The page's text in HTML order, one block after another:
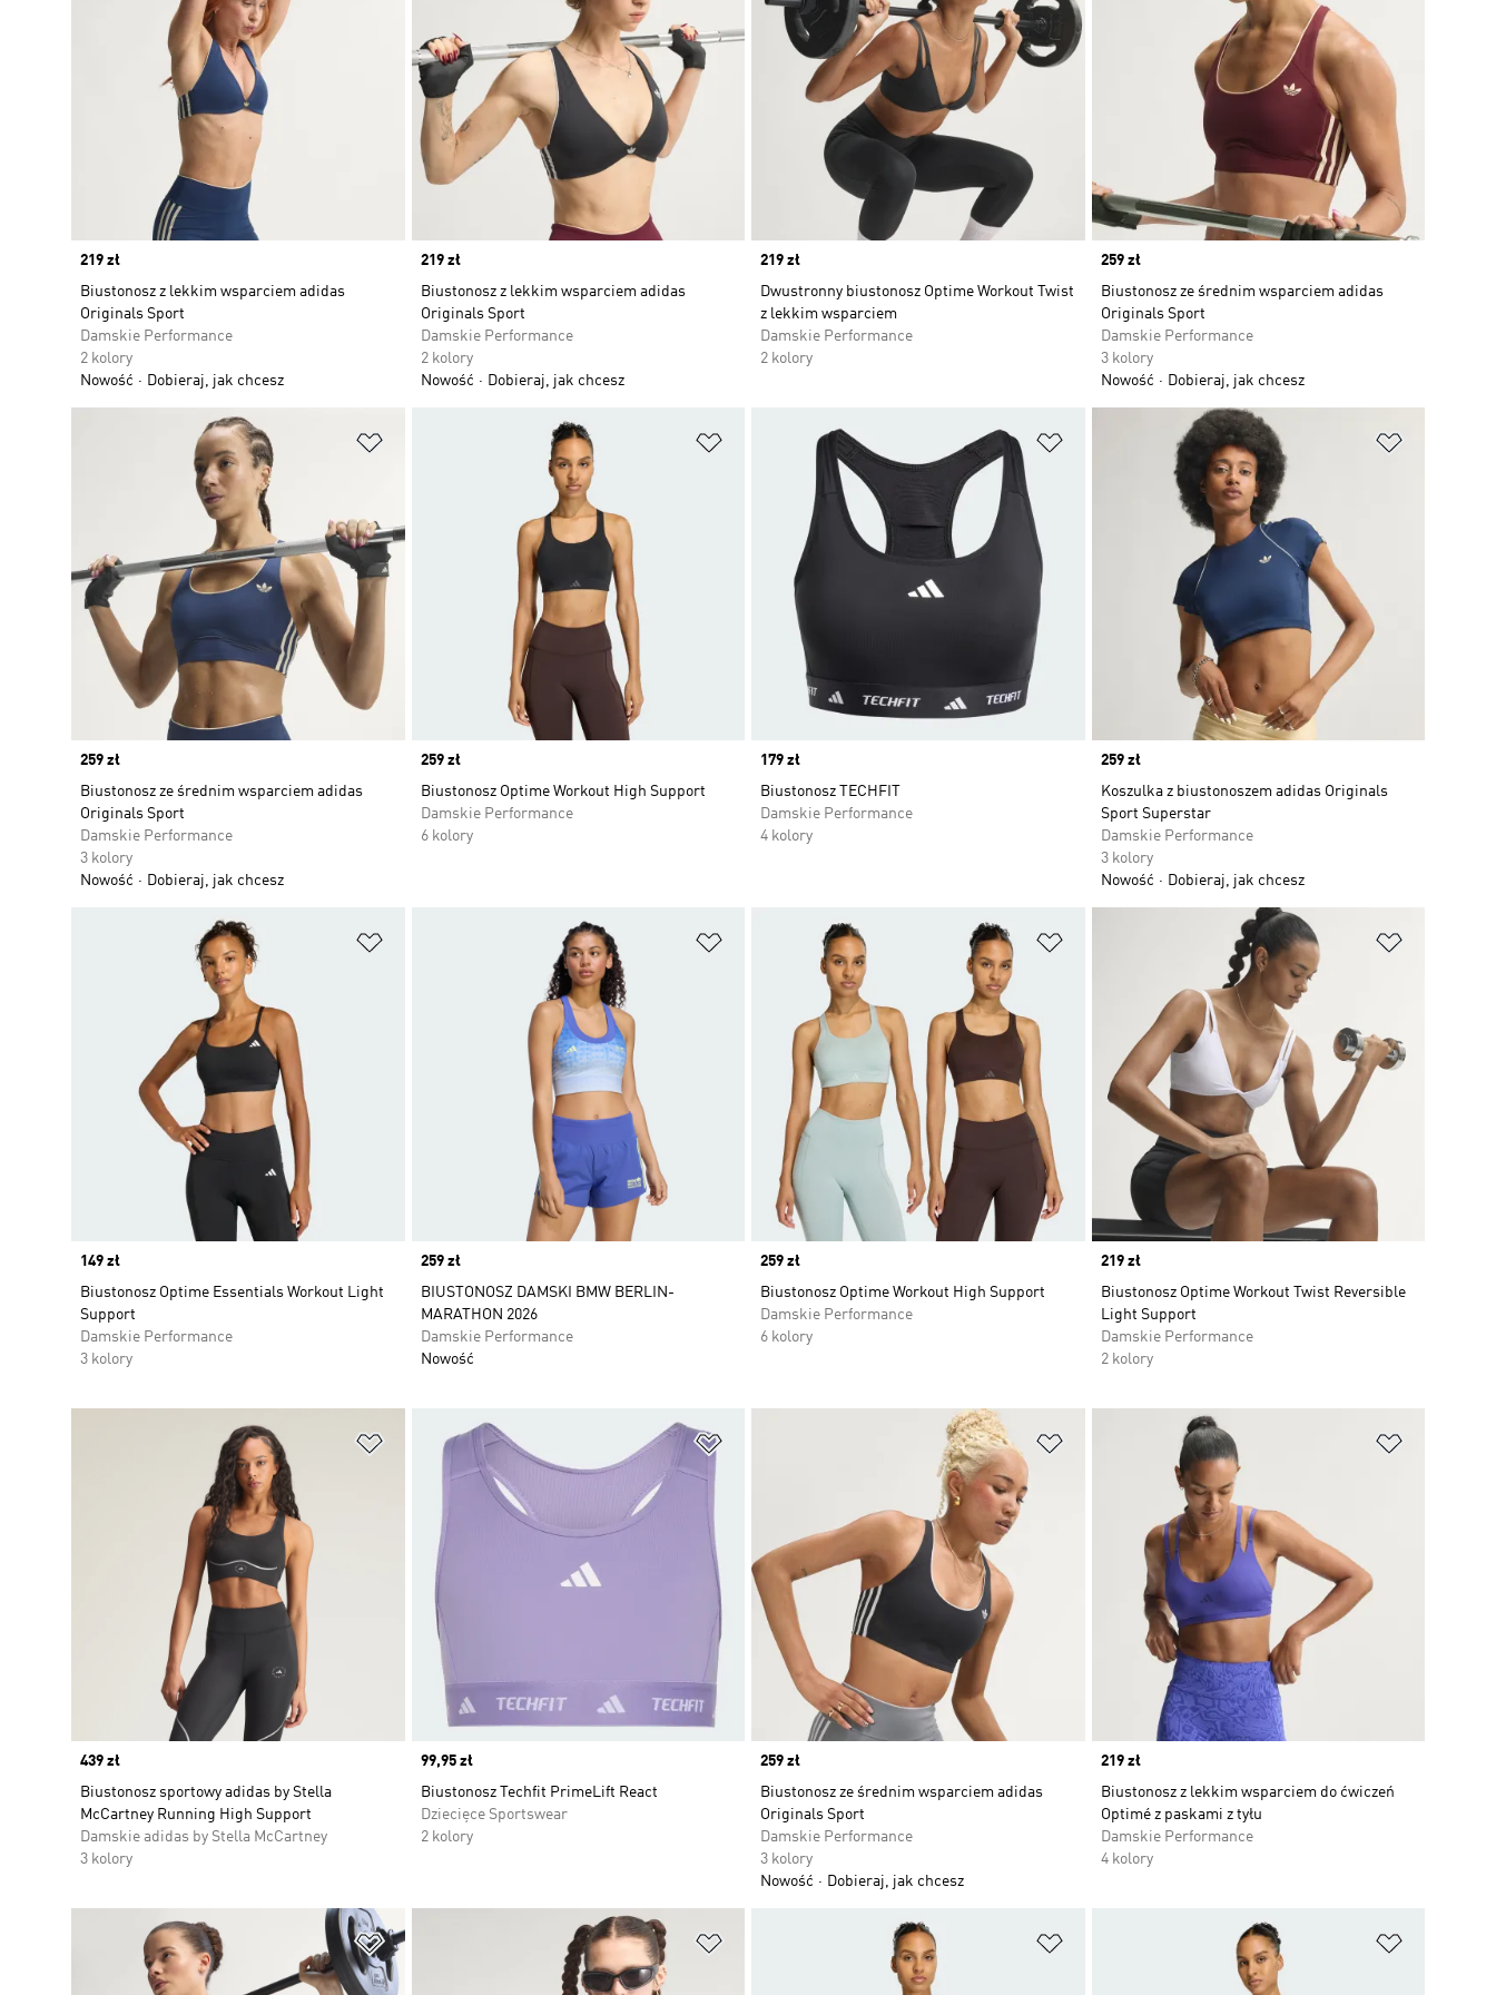
Price
219 zł
Biustonosz z lekkim wsparciem adidas
Originals Sport
Damskie Performance
2 kolory
Nowość
Dobieraj, jak chcesz
Price
219 zł
Biustonosz z lekkim wsparciem adidas
Originals Sport
Damskie Performance
2 kolory
Nowość
Dobieraj, jak chcesz
Price
219 zł
Dwustronny biustonosz Optime Workout Twist
z lekkim wsparciem
Damskie Performance
2 kolory
Price
259 zł
Biustonosz ze średnim wsparciem adidas
Originals Sport
Damskie Performance
3 kolory
Nowość
Dobieraj, jak chcesz
Price
259 zł
Biustonosz ze średnim wsparciem adidas
Originals Sport
Damskie Performance
3 kolory
Nowość
Dobieraj, jak chcesz
Dodaj do listy życzeń
Price
259 zł
Biustonosz Optime Workout High Support
Damskie Performance
6 kolory
Dodaj do listy życzeń
Price
179 zł
Biustonosz TECHFIT
Damskie Performance
4 kolory
Price
259 zł
Koszulka z biustonoszem adidas Originals
Sport Superstar
Damskie Performance
3 kolory
Nowość
Dobieraj, jak chcesz
Price
149 zł
Biustonosz Optime Essentials Workout Light
Support
Damskie Performance
3 kolory
Dodaj do listy życzeń
Price
259 zł
BIUSTONOSZ DAMSKI BMW BERLIN-
MARATHON 2026
Damskie Performance
Nowość
Price
259 zł
Biustonosz Optime Workout High Support
Damskie Performance
6 kolory
Price
219 zł
Biustonosz Optime Workout Twist Reversible
Light Support
Damskie Performance
2 kolory
Dodaj do listy życzeń
Price
439 zł
Biustonosz sportowy adidas by Stella
McCartney Running High Support
Damskie adidas by Stella McCartney
3 kolory
Price
99,95 zł
Biustonosz Techfit PrimeLift React
Dziecięce Sportswear
2 kolory
Dodaj do listy życzeń
Price
259 zł
Biustonosz ze średnim wsparciem adidas
Originals Sport
Damskie Performance
3 kolory
Nowość
Dobieraj, jak chcesz
Price
219 zł
Biustonosz z lekkim wsparciem do ćwiczeń
Optimé z paskami z tyłu
Damskie Performance
4 kolory
Dodaj do listy życzeń